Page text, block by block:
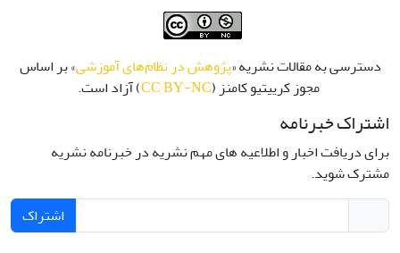
دسترسی به مقالات نشریه «پژوهش در نظام‌های آموزشی» بر اساس
مجوز کرییتیو کامنز (CC BY-NC) آزاد است.
اشتراک خبرنامه
برای دریافت اخبار و اطلاعیه های مهم نشریه در خبرنامه نشریه
مشترک شوید.
اشتراک